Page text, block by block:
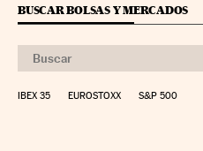
BUSCAR BOLSAS Y MERCADOS
IBEX 35 EUROSTOXX S&P 500